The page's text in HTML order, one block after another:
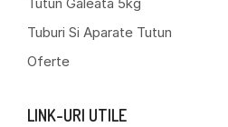
Tuburi Si Aparate Tutun
Oferte
LINK-URI UTILE